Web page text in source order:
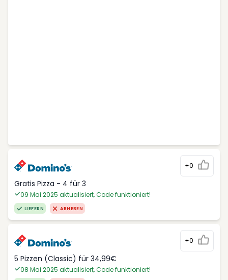
+0
Gratis Pizza - 4 für 3
09 Mai 2025 aktualisiert, Code funktioniert!
LIEFERN ABHEBEN
+0
5 Pizzen (Classic) für 34,99€
08 Mai 2025 aktualisiert, Code funktioniert!